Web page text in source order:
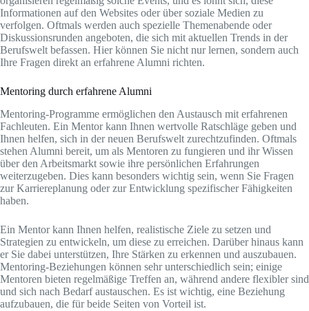
Informationen auf den Websites oder über soziale Medien zu
verfolgen. Oftmals werden auch spezielle Themenabende oder
Diskussionsrunden angeboten, die sich mit aktuellen Trends in der
Berufswelt befassen. Hier können Sie nicht nur lernen, sondern auch
Ihre Fragen direkt an erfahrene Alumni richten.
Mentoring durch erfahrene Alumni
Mentoring-Programme ermöglichen den Austausch mit erfahrenen
Fachleuten. Ein Mentor kann Ihnen wertvolle Ratschläge geben und
Ihnen helfen, sich in der neuen Berufswelt zurechtzufinden. Oftmals
stehen Alumni bereit, um als Mentoren zu fungieren und ihr Wissen
über den Arbeitsmarkt sowie ihre persönlichen Erfahrungen
weiterzugeben. Dies kann besonders wichtig sein, wenn Sie Fragen
zur Karriereplanung oder zur Entwicklung spezifischer Fähigkeiten
haben.
Ein Mentor kann Ihnen helfen, realistische Ziele zu setzen und
Strategien zu entwickeln, um diese zu erreichen. Darüber hinaus kann
er Sie dabei unterstützen, Ihre Stärken zu erkennen und auszubauen.
Mentoring-Beziehungen können sehr unterschiedlich sein; einige
Mentoren bieten regelmäßige Treffen an, während andere flexibler sind
und sich nach Bedarf austauschen. Es ist wichtig, eine Beziehung
aufzubauen, die für beide Seiten von Vorteil ist.